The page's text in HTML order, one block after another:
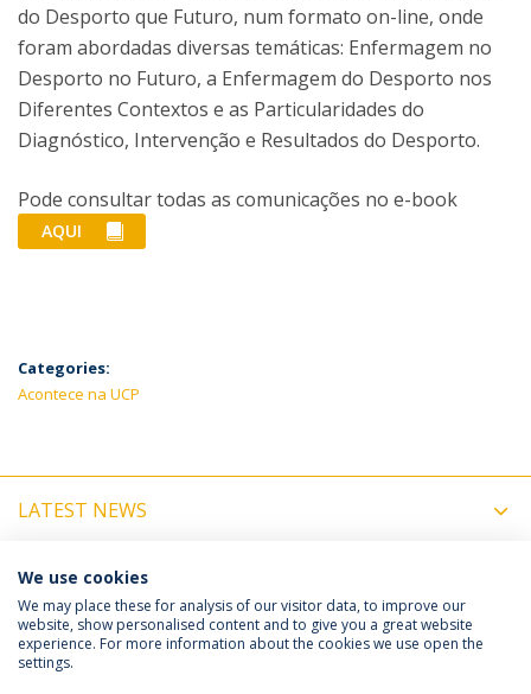
do Desporto que Futuro, num formato on-line, onde
foram abordadas diversas temáticas: Enfermagem no
Desporto no Futuro, a Enfermagem do Desporto nos
Diferentes Contextos e as Particularidades do
Diagnóstico, Intervenção e Resultados do Desporto.
Pode consultar todas as comunicações no e-book
AQUI
Categories:
Acontece na UCP
LATEST NEWS
UPCOMING EVENTS
Política de Privacidade
Termos e Condições
We use cookies
We may place these for analysis of our visitor data, to improve our
website, show personalised content and to give you a great website
experience. For more information about the cookies we use open the
settings.